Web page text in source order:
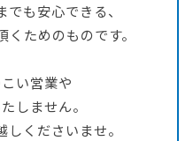
も安心できる、
ためのものです。
い営業や
しません。
くださいませ。